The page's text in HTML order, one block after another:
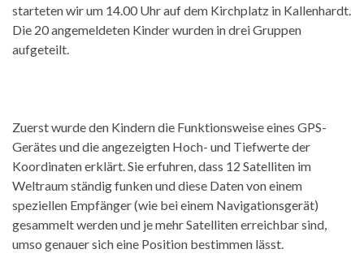
starteten wir um 14.00 Uhr auf dem Kirchplatz in Kallenhardt.
Die 20 angemeldeten Kinder wurden in drei Gruppen
aufgeteilt.
Zuerst wurde den Kindern die Funktionsweise eines GPS-
Gerätes und die angezeigten Hoch- und Tiefwerte der
Koordinaten erklärt. Sie erfuhren, dass 12 Satelliten im
Weltraum ständig funken und diese Daten von einem
speziellen Empfänger (wie bei einem Navigationsgerät)
gesammelt werden und je mehr Satelliten erreichbar sind,
umso genauer sich eine Position bestimmen lässt.